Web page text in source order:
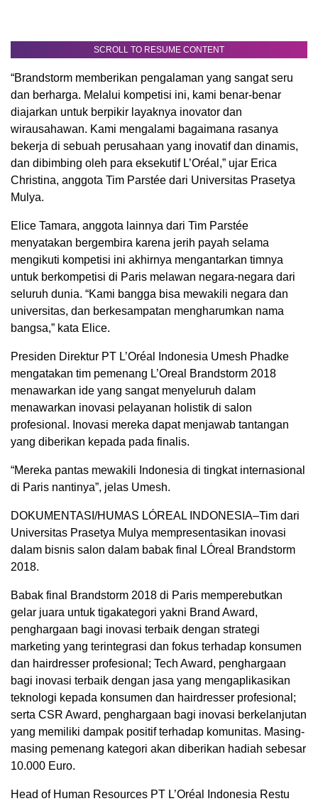
SCROLL TO RESUME CONTENT
“Brandstorm memberikan pengalaman yang sangat seru
dan berharga. Melalui kompetisi ini, kami benar-benar
diajarkan untuk berpikir layaknya inovator dan
wirausahawan. Kami mengalami bagaimana rasanya
bekerja di sebuah perusahaan yang inovatif dan dinamis,
dan dibimbing oleh para eksekutif L’Oréal,” ujar Erica
Christina, anggota Tim Parstée dari Universitas Prasetya
Mulya.
Elice Tamara, anggota lainnya dari Tim Parstée
menyatakan bergembira karena jerih payah selama
mengikuti kompetisi ini akhirnya mengantarkan timnya
untuk berkompetisi di Paris melawan negara-negara dari
seluruh dunia. “Kami bangga bisa mewakili negara dan
universitas, dan berkesampatan mengharumkan nama
bangsa,” kata Elice.
Presiden Direktur PT L’Oréal Indonesia Umesh Phadke
mengatakan tim pemenang L’Oreal Brandstorm 2018
menawarkan ide yang sangat menyeluruh dalam
menawarkan inovasi pelayanan holistik di salon
profesional. Inovasi mereka dapat menjawab tantangan
yang diberikan kepada pada finalis.
“Mereka pantas mewakili Indonesia di tingkat internasional
di Paris nantinya”, jelas Umesh.
DOKUMENTASI/HUMAS LÓREAL INDONESIA–Tim dari
Universitas Prasetya Mulya mempresentasikan inovasi
dalam bisnis salon dalam babak final LÓreal Brandstorm
2018.
Babak final Brandstorm 2018 di Paris memperebutkan
gelar juara untuk tigakategori yakni Brand Award,
penghargaan bagi inovasi terbaik dengan strategi
marketing yang terintegrasi dan fokus terhadap konsumen
dan hairdresser profesional; Tech Award, penghargaan
bagi inovasi terbaik dengan jasa yang mengaplikasikan
teknologi kepada konsumen dan hairdresser profesional;
serta CSR Award, penghargaan bagi inovasi berkelanjutan
yang memiliki dampak positif terhadap komunitas. Masing-
masing pemenang kategori akan diberikan hadiah sebesar
10.000 Euro.
Head of Human Resources PT L’Oréal Indonesia Restu